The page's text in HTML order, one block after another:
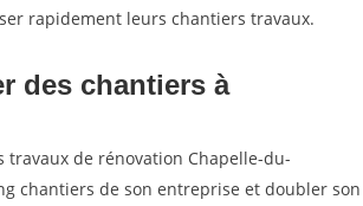
rapidement leurs chantiers travaux.
des chantiers à
de rénovation Chapelle-du-
chantiers de son entreprise et doubler son